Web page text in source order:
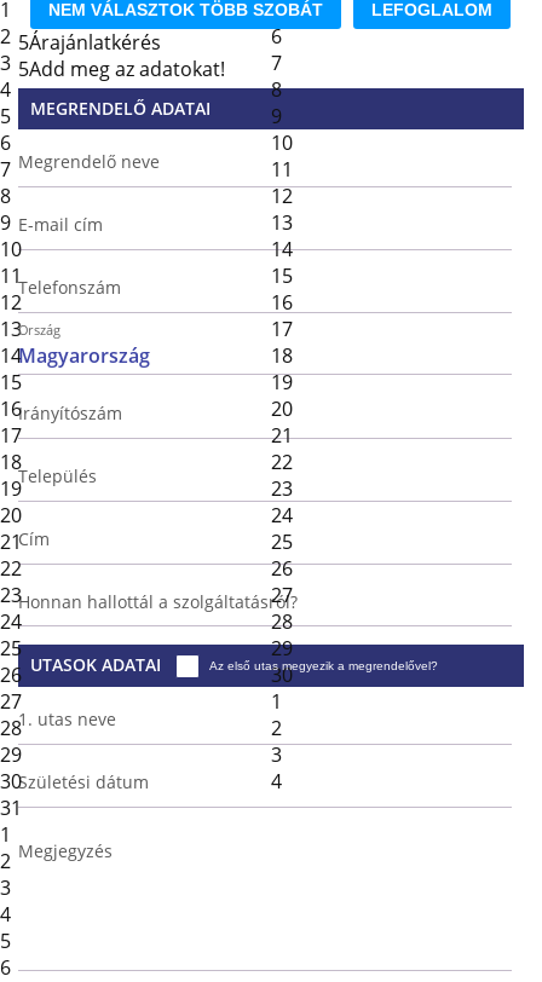
1
2
3
4
5
6
7
8
9
10
11
12
13
14
15
16
17
18
19
20
21
22
23
24
25
26
27
28
29
30
31
1
2
3
4
5
6
5
6
7
8
9
10
11
12
13
14
15
16
17
18
19
20
21
22
23
24
25
26
27
28
29
30
1
2
3
4
NEM VÁLASZTOK TÖBB SZOBÁT LEFOGLALOM
5Árajánlatkérés
5Add meg az adatokat!
MEGRENDELŐ ADATAI
Megrendelő neve
E-mail cím
Telefonszám
Ország
Irányítószám
Település
Cím
Honnan hallottál a szolgáltatásról?
UTASOK ADATAI Az első utas megyezik a megrendelővel?
1. utas neve
Születési dátum
Megjegyzés